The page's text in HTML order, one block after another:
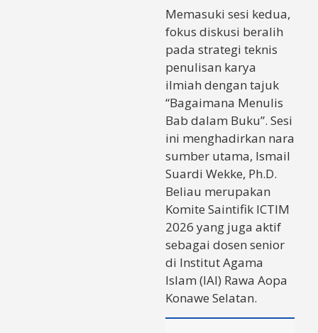
Memasuki sesi kedua,
fokus diskusi beralih
pada strategi teknis
penulisan karya
ilmiah dengan tajuk
“Bagaimana Menulis
Bab dalam Buku”. Sesi
ini menghadirkan nara
sumber utama, Ismail
Suardi Wekke, Ph.D.
Beliau merupakan
Komite Saintifik ICTIM
2026 yang juga aktif
sebagai dosen senior
di Institut Agama
Islam (IAI) Rawa Aopa
Konawe Selatan.